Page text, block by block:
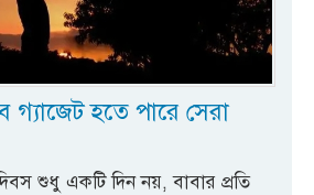
গ্যাজেট হতে পারে সেরা
দিবস শুধু একটি দিন নয়, বাবার প্রতি